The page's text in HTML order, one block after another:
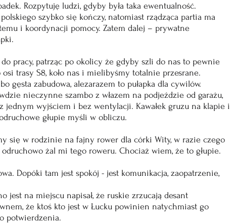
Rozpytuję ludzi, gdyby była taka ewentualność.
szybko się kończy, natomiast rządząca partia ma
i koordynacji pomocy. Zatem dalej – prywatne
pracy, patrząc po okolicy że gdyby szli do nas to pewnie
osi trasy S8, koło nas i mielibyśmy totalnie przesrane.
gęsta zabudowa, alezarazem to pułapka dla cywilów.
nieczynne szambo z włazem na podjeździe od garażu,
jednym wyjściem i bez wentylacji. Kawałek gruzu na klapie i
głupie myśli w obliczu.
się w rodzinie na fajny rower dla córki Wity, w razie czego
żal mi tego roweru. Chociaż wiem, że to głupie.
Dopóki tam jest spokój - jest komunikacja, zaopatrzenie,
jest na miejscu napisał, że ruskie zrzucają desant
że ktoś kto jest w Łucku powinien natychmiast go
potwierdzenia.